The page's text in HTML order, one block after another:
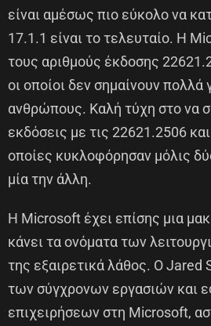
είναι αμέσως πιο εύκολο να
17.1.1 είναι το τελευταίο. Η
τους αριθμούς έκδοσης
οι οποίοι δεν σημαίνουν πολλά
ανθρώπους. Καλή τύχη στο να
εκδόσεις με τις 22621.2506
οποίες κυκλοφόρησαν μόλις
μία την άλλη.
Η Microsoft έχει επίσης μια
κάνει τα ονόματα των
της εξαιρετικά λάθος. Ο Jared
των σύγχρονων εργασιών και
επιχειρήσεων στη Microsoft,